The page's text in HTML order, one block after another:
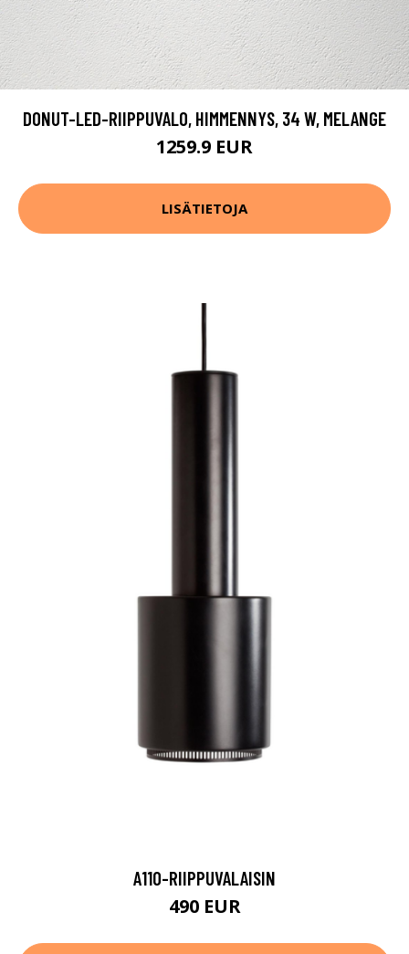
DONUT-LED-RIIPPUVALO, HIMMENNYS, 34 W, MELANGE
1259.9 EUR
LISÄTIETOJA
A110-RIIPPUVALAISIN
490 EUR